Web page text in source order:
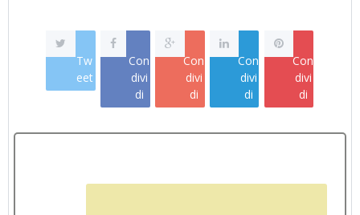
Tw
eet
Con
divi
di
Con
divi
di
Con
divi
di
Con
divi
di